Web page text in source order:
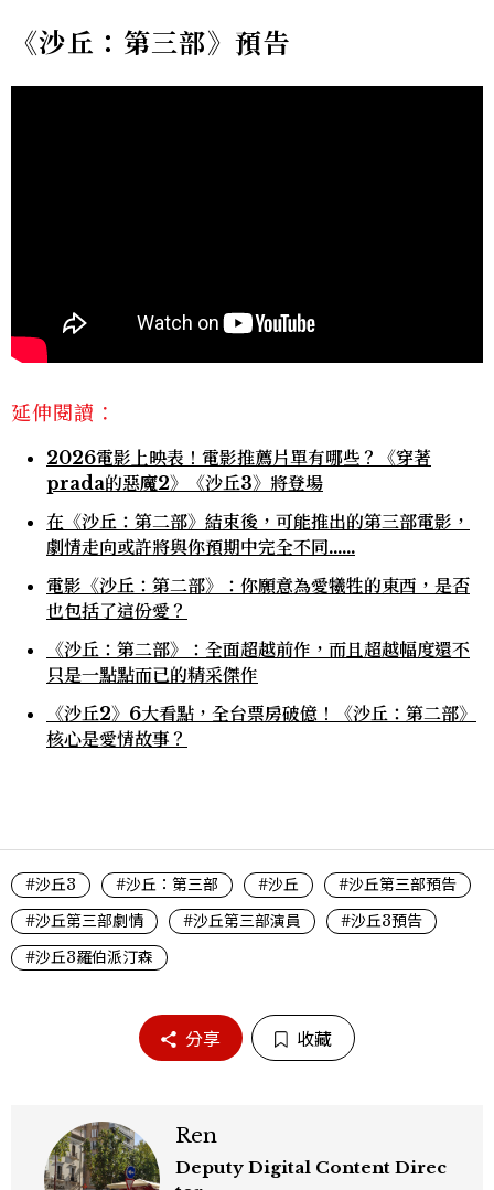
《沙丘：第三部》預告
延伸閱讀：
2026電影上映表！電影推薦片單有哪些？《穿著
prada的惡魔2》《沙丘3》將登場
在《沙丘：第二部》結束後，可能推出的第三部電影，
劇情走向或許將與你預期中完全不同……
電影《沙丘：第二部》：你願意為愛犧牲的東西，是否
也包括了這份愛？
《沙丘：第二部》：全面超越前作，而且超越幅度還不
只是一點點而已的精采傑作
《沙丘2》6大看點，全台票房破億！《沙丘：第二部》
核心是愛情故事？
#沙丘3 #沙丘：第三部 #沙丘
#沙丘第三部預告
#沙丘第三部劇情
#沙丘第三部演員
#沙丘3預告
#沙丘3羅伯派汀森
分享 收藏
Ren
Deputy Digital Content Direc